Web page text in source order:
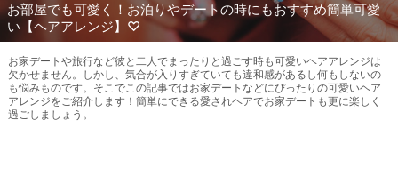
お部屋でも可愛く！お泊りやデートの時にもおすすめ簡単可愛
い【ヘアアレンジ】♡
お家デートや旅行など彼と二人でまったりと過ごす時も可愛いヘアアレンジは
欠かせません。しかし、気合が入りすぎていても違和感があるし何もしないの
も悩みものです。そこでこの記事ではお家デートなどにぴったりの可愛いヘア
アレンジをご紹介します！簡単にできる愛されヘアでお家デートも更に楽しく
過ごしましょう。